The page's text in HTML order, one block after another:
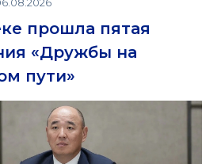
прошла пятая
«Дружбы на
пути»